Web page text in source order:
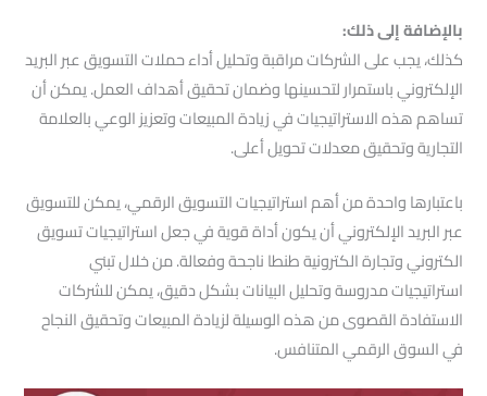
بالإضافة إلى ذلك:
كذلك، يجب على الشركات مراقبة وتحليل أداء حملات التسويق عبر البريد
الإلكتروني باستمرار لتحسينها وضمان تحقيق أهداف العمل. يمكن أن
تساهم هذه الاستراتيجيات في زيادة المبيعات وتعزيز الوعي بالعلامة
التجارية وتحقيق معدلات تحويل أعلى.
باعتبارها واحدة من أهم استراتيجيات التسويق الرقمي، يمكن للتسويق
عبر البريد الإلكتروني أن يكون أداة قوية في جعل استراتيجيات تسويق
الكتروني وتجارة الكترونية طنطا ناجحة وفعالة. من خلال تبني
استراتيجيات مدروسة وتحليل البيانات بشكل دقيق، يمكن للشركات
الاستفادة القصوى من هذه الوسيلة لزيادة المبيعات وتحقيق النجاح
في السوق الرقمي المتنافس.